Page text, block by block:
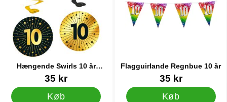
Hængende Swirls 10 år
Guld/Sort 4-pak
Varenr 8930935 kr
Køb
Flagguirlande Regnbue 10 år
Varenr 3248535 kr
Køb